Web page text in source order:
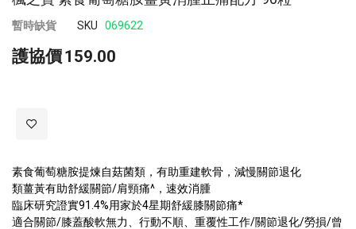
暫時缺貨 SKU 069622
護協價159.00
素食葡萄糖胺提煉自菇菌類，有助重建軟骨，減慢關節退化
類薑黃有助舒緩關節/肩頸痛^，速效消腫
臨床研究證實91.4%用家於4星期舒緩膝關節痛*
適合關節/膝蓋酸軟無力、行動不順、重覆性工作/關節退化/勞損/曾